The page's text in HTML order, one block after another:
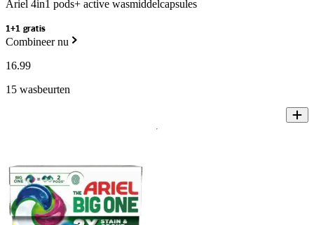
Ariel 4in1 pods+ active wasmiddelcapsules
1+1 gratis
Combineer nu
16.99
15 wasbeurten